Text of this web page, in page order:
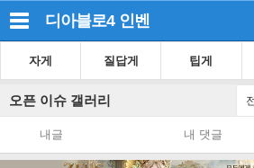
디아블로4 인벤
자게 질답게 팁게
오픈 이슈 갤러리
내글 내 댓글